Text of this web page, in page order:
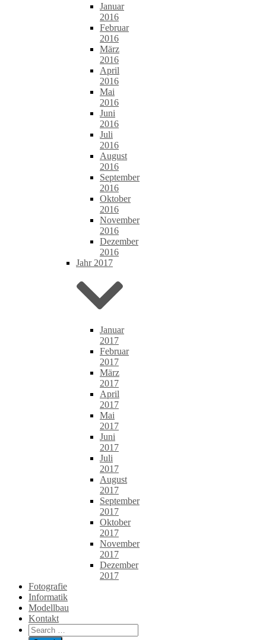
Januar
2016
Februar
2016
März
2016
April
2016
Mai
2016
Juni
2016
Juli
2016
August
2016
September
2016
Oktober
2016
November
2016
Dezember
2016
Jahr 2017
Januar
2017
Februar
2017
März
2017
April
2017
Mai
2017
Juni
2017
Juli
2017
August
2017
September
2017
Oktober
2017
November
2017
Dezember
2017
Fotografie
Informatik
Modellbau
Kontakt
Search